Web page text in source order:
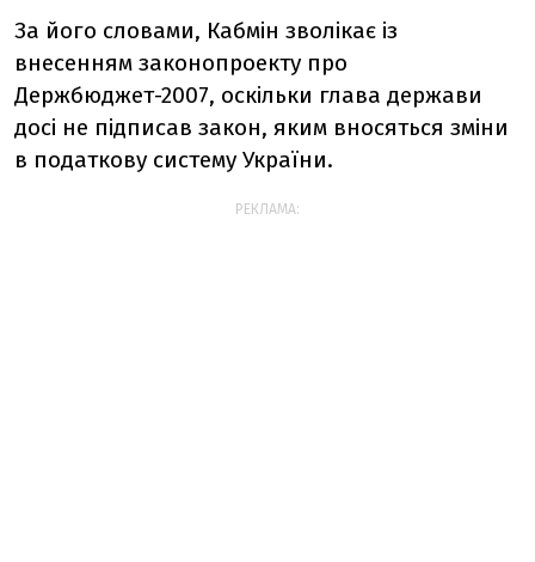
За його словами, Кабмін зволікає із
внесенням законопроекту про
Держбюджет-2007, оскільки глава держави
досі не підписав закон, яким вносяться зміни
в податкову систему України.
РЕКЛАМА: